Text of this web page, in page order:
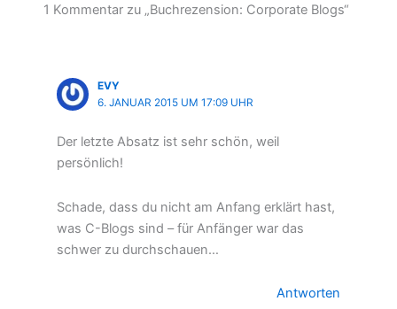
1 Kommentar zu „Buchrezension: Corporate Blogs“
EVY
6. JANUAR 2015 UM 17:09 UHR
Der letzte Absatz ist sehr schön, weil
persönlich!
Schade, dass du nicht am Anfang erklärt hast,
was C-Blogs sind – für Anfänger war das
schwer zu durchschauen…
Antworten